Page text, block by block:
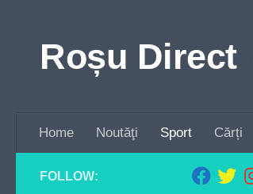
Roșu Direct
Home Noutăţi Sport Cărți
FOLLOW: